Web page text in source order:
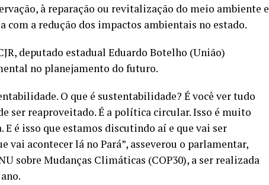
à reparação ou revitalização do meio ambiente e
com a redução dos impactos ambientais no estado.
deputado estadual Eduardo Botelho (União)
no planejamento do futuro.
O que é sustentabilidade? É você ver tudo
ser reaproveitado. É a política circular. Isso é muito
é isso que estamos discutindo aí e que vai ser
vai acontecer lá no Pará”, asseverou o parlamentar,
sobre Mudanças Climáticas (COP30), a ser realizada